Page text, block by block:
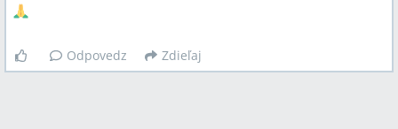
Odpovedz Zdieľaj